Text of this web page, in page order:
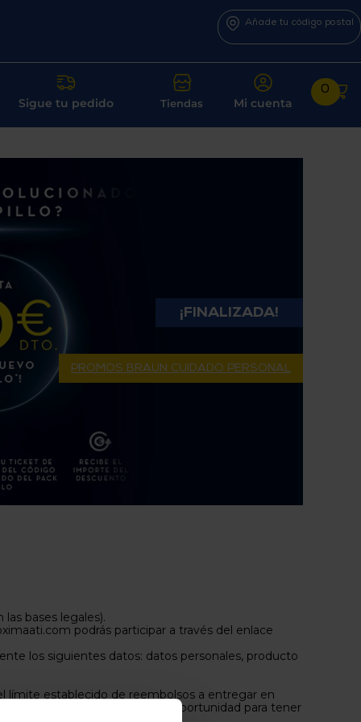
Añade tu código postal
Sigue tu pedido Tiendas Mi cuenta
0
¡FINALIZADA!
PROMOS BRAUN CUIDADO PERSONAL
bases legales).
podrás participar a través del enlace
los siguientes datos: datos personales, producto
límite establecido de reembolsos a entregar en
participar y aprovecha esta orportunidad para tener